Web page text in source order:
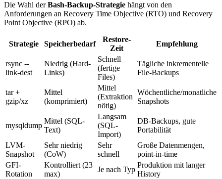
Die Wahl derBash-Backup-Strategie hängt von den
Anforderungen an Recovery Time Objective (RTO) und Recovery
Point Objective (RPO) ab.
Strategie Speicherbedarf
Restore-
Zeit
Empfehlung
rsync --
link-dest
Niedrig (Hard-
Links)
Schnell
(fertige
Files)
Tägliche inkrementelle
File-Backups
tar +
gzip/xz
Mittel
(komprimiert)
Mittel
(Extraktion
nötig)
Wöchentliche/monatliche
Snapshots
mysqldump
Mittel (SQL-
Text)
Langsam
(SQL-
Import)
DB-Backups, gute
Portabilität
LVM-
Snapshot
Sehr niedrig
(CoW)
Sehr
schnell
Große Datenmengen,
point-in-time
GFI-
Rotation
Kontrolliert (23
max)
Je nach Typ
Produktion mit langer
History